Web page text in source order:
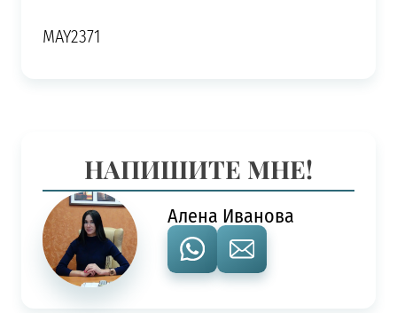
MAY2371
НАПИШИТЕ МНЕ!
Алена Иванова